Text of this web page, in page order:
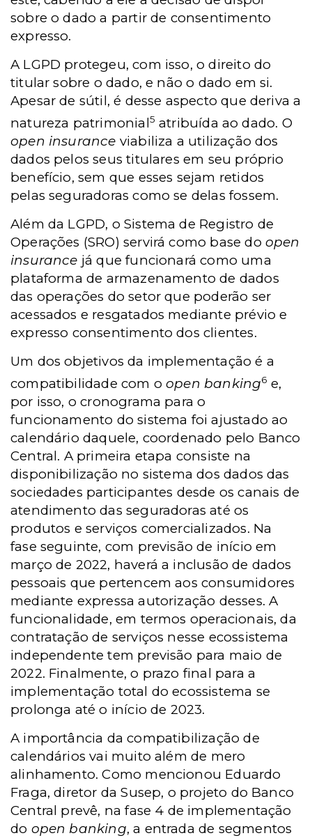
sobre o dado a partir de consentimento
expresso.
A LGPD protegeu, com isso, o direito do
titular sobre o dado, e não o dado em si.
Apesar de sútil, é desse aspecto que deriva a
natureza patrimonial5 atribuída ao dado. O
open insurance viabiliza a utilização dos
dados pelos seus titulares em seu próprio
benefício, sem que esses sejam retidos
pelas seguradoras como se delas fossem.
Além da LGPD, o Sistema de Registro de
Operações (SRO) servirá como base do open
insurance já que funcionará como uma
plataforma de armazenamento de dados
das operações do setor que poderão ser
acessados e resgatados mediante prévio e
expresso consentimento dos clientes.
Um dos objetivos da implementação é a
compatibilidade com oopen banking6 e,
por isso, o cronograma para o
funcionamento do sistema foi ajustado ao
calendário daquele, coordenado pelo Banco
Central. A primeira etapa consiste na
disponibilização no sistema dos dados das
sociedades participantes desde os canais de
atendimento das seguradoras até os
produtos e serviços comercializados. Na
fase seguinte, com previsão de início em
março de 2022, haverá a inclusão de dados
pessoais que pertencem aos consumidores
mediante expressa autorização desses. A
funcionalidade, em termos operacionais, da
contratação de serviços nesse ecossistema
independente tem previsão para maio de
2022. Finalmente, o prazo final para a
implementação total do ecossistema se
prolonga até o início de 2023.
A importância da compatibilização de
calendários vai muito além de mero
alinhamento. Como mencionou Eduardo
Fraga, diretor da Susep, o projeto do Banco
Central prevê, na fase 4 de implementação
do open banking, a entrada de segmentos